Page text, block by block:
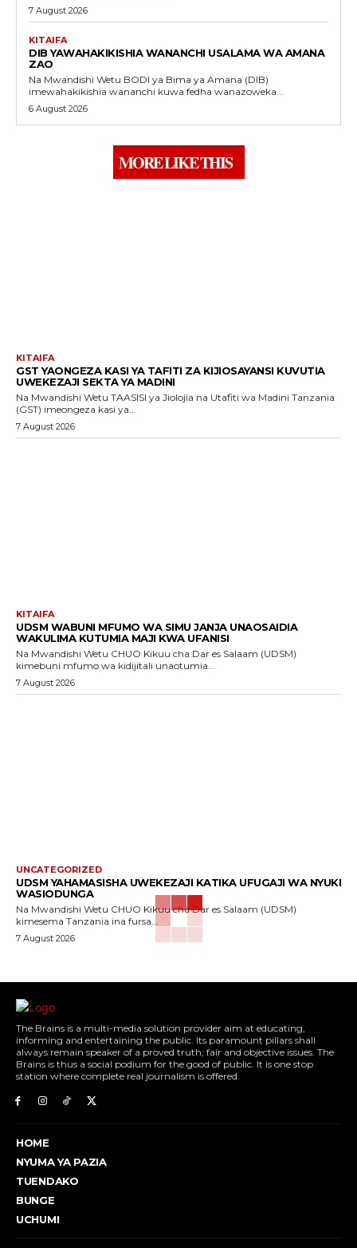
7 August 2026
KITAIFA
DIB YAWAHAKIKISHIA WANANCHI USALAMA WA AMANA
ZAO
Na Mwandishi Wetu BODI ya Bima ya Amana (DIB)
imewahakikishia wananchi kuwa fedha wanazoweka...
6 August 2026
MORE LIKE THIS
KITAIFA
GST YAONGEZA KASI YA TAFITI ZA KIJIOSAYANSI KUVUTIA
UWEKEZAJI SEKTA YA MADINI
Na Mwandishi Wetu TAASISI ya Jiolojia na Utafiti wa Madini Tanzania
(GST) imeongeza kasi ya...
7 August 2026
KITAIFA
UDSM WABUNI MFUMO WA SIMU JANJA UNAOSAIDIA
WAKULIMA KUTUMIA MAJI KWA UFANISI
Na Mwandishi Wetu CHUO Kikuu cha Dar es Salaam (UDSM)
kimebuni mfumo wa kidijitali unaotumia...
7 August 2026
UNCATEGORIZED
UDSM YAHAMASISHA UWEKEZAJI KATIKA UFUGAJI WA NYUKI
WASIODUNGA
Na Mwandishi Wetu CHUO Kikuu cha Dar es Salaam (UDSM)
kimesema Tanzania ina fursa...
7 August 2026
The Brains is a multi-media solution provider aim at educating,
informing and entertaining the public. Its paramount pillars shall
always remain speaker of a proved truth; fair and objective issues. The
Brains is thus a social podium for the good of public. It is one stop
station where complete real journalism is offered.
HOME
NYUMA YA PAZIA
TUENDAKO
BUNGE
UCHUMI